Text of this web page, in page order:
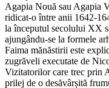
Agapia Nouă sau Agapia
ridicat-o între anii 1642-
la începutul secolului XX
ajungându-se la formele
Faima mănăstirii este
zugrăveli executate de
Vizitatorilor care trec prin
prilej de o desăvârșită